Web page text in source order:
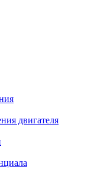
двигателя